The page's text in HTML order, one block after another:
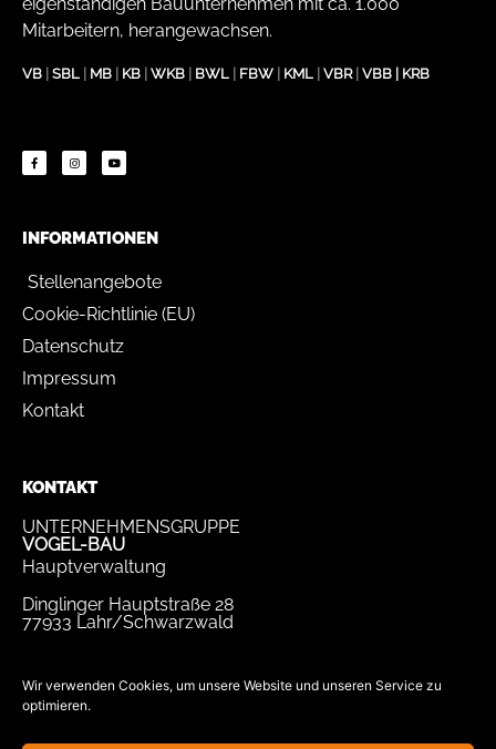
Wir verwenden Cookies, um unsere Website und unseren Service zu
optimieren.
Mitarbeitern, herangewachsen.
VB SBL MB KB WKB BWL FBW KML VBR| VBB KRB
INFORMATIONEN
Stellenangebote
Cookie-Richtlinie (EU)
Datenschutz
Impressum
Kontakt
KONTAKT
UNTERNEHMENSGRUPPE
VOGEL-BAU
Hauptverwaltung
Dinglinger Hauptstraße 28
77933 Lahr/Schwarzwald
bewerbung@vogel-bau.de
info@vogel-bau.de